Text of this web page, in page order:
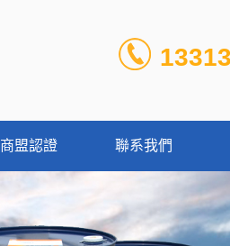
商盟認證 聯系我們